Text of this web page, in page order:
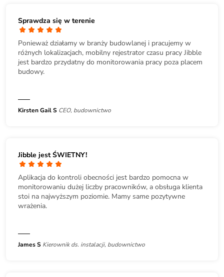
Sprawdza się w terenie
Ponieważ działamy w branży budowlanej i pracujemy w
różnych lokalizacjach, mobilny rejestrator czasu pracy Jibble
jest bardzo przydatny do monitorowania pracy poza placem
budowy.
Kirsten Gail S CEO, budownictwo
Jibble jest ŚWIETNY!
Aplikacja do kontroli obecności jest bardzo pomocna w
monitorowaniu dużej liczby pracowników, a obsługa klienta
stoi na najwyższym poziomie. Mamy same pozytywne
wrażenia.
James S Kierownik ds. instalacji, budownictwo